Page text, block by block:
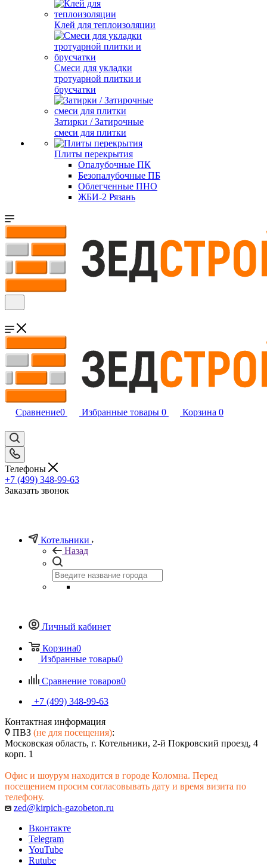
Клей для теплоизоляции
Смеси для укладки
тротуарной плитки и
брусчатки
Затирки / Затирочные
смеси для плитки
Плиты перекрытия
Опалубочные ПК
Безопалубочные ПБ
Облегченные ПНО
ЖБИ-2 Рязань
Сравнение0 Избранные товары 0 Корзина 0
Телефоны
+7 (499) 348-99-63
Заказать звонок
Котельники
Назад
Личный кабинет
Корзина0
Избранные товары0
Сравнение товаров0
+7 (499) 348-99-63
Контактная информация
ПВЗ (не для посещения):
Московская область, г. Котельники, 2-й Покровский проезд, 4
корп. 1
Офис и шоурум находится в городе Коломна. Перед
посещением просим согласовывать дату и время визита по
телефону.
zed@kirpich-gazobeton.ru
Вконтакте
Telegram
YouTube
Rutube